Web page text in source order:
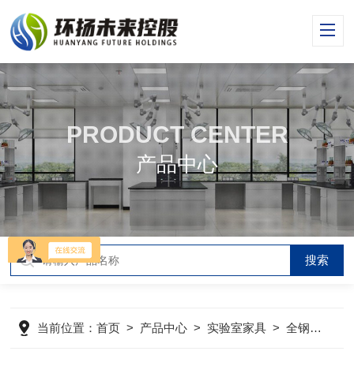
PRODUCT CENTER
产品中心
当前位置：首页 > 产品中心 > 实验室家具 >全钢通风柜